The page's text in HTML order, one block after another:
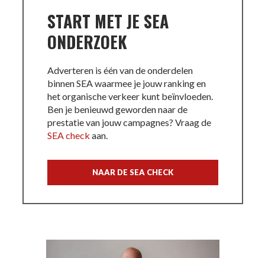
START MET JE SEA
ONDERZOEK
Adverteren is één van de onderdelen
binnen SEA waarmee je jouw ranking en
het organische verkeer kunt beïnvloeden.
Ben je benieuwd gewordennaar de
prestatie van jouw campagnes? Vraag de
SEA check aan.
NAAR DE SEA CHECK